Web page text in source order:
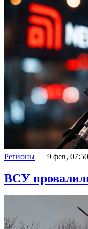
Регионы 9 фев, 07:50
ВСУ